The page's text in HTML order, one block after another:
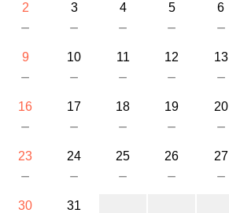
2
－
3
－
4
－
5
－
6
－
9
－
10
－
11
－
12
－
13
－
16
－
17
－
18
－
19
－
20
－
23
－
24
－
25
－
26
－
27
－
30 31